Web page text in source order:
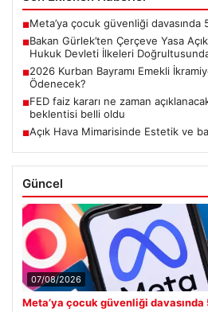
■Meta’ya çocuk güvenliği
■Bakan Gürlek’ten Çerçeve Yasa
Hukuk Devleti İlkeleri
■2026 Kurban Bayramı Emekli
Ödenecek?
■FED faiz kararı ne zaman
beklentisi belli oldu
■Açık Hava Mimarisinde Estetik ve
Güncel
07/08/2026
Meta’ya çocuk güvenliği